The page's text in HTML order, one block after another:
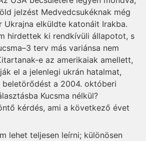
jelzést Medved­csu­kéknak még
Ukrajna el­küld­te katonáit Irakba.
hirdettek ki rendkívüli állapotot, s
terv más variánsa nem
e az amerikaiak amellett,
el a jelenlegi ukrán hatalmat,
beletörődést a 2004. októberi
Kucsma nélkül?
kérdés, ami a következő évet
lehet teljesen leírni; különösen